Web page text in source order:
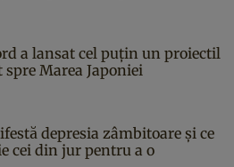
a lansat cel puțin un proiectil
Marea Japoniei
depresia zâmbitoare și ce
cei din jur pentru a o